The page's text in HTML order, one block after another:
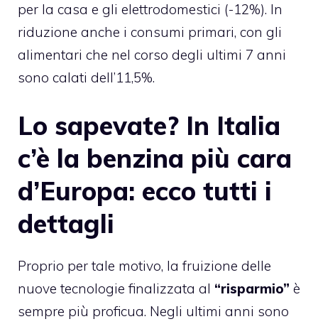
per la casa e gli elettrodomestici (-12%). In
riduzione anche i consumi primari, con gli
alimentari che nel corso degli ultimi 7 anni
sono calati dell’11,5%.
Lo sapevate? In Italia
c’è la benzina più cara
d’Europa: ecco tutti i
dettagli
Proprio per tale motivo, la fruizione delle
nuove tecnologie finalizzata al “risparmio” è
sempre più proficua. Negli ultimi anni sono